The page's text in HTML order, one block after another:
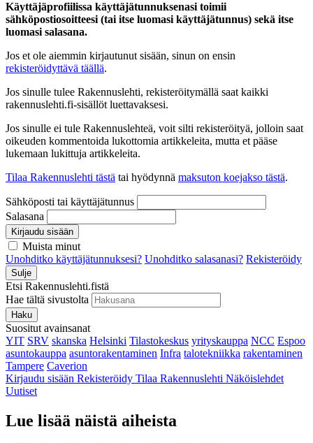
Käyttäjäprofiilissa käyttäjätunnuksenasi toimii
sähköpostiosoitteesi (tai itse luomasi käyttäjätunnus) sekä itse
luomasi salasana.
Jos et ole aiemmin kirjautunut sisään, sinun on ensin
rekisteröidyttävä täällä.
Jos sinulle tulee Rakennuslehti, rekisteröitymällä saat kaikki
rakennuslehti.fi-sisällöt luettavaksesi.
Jos sinulle ei tule Rakennuslehteä, voit silti rekisteröityä, jolloin saat
oikeuden kommentoida lukottomia artikkeleita, mutta et pääse
lukemaan lukittuja artikkeleita.
Tilaa Rakennuslehti tästä tai hyödynnä maksuton koejakso tästä.
Sähköposti tai käyttäjätunnus
Salasana
Kirjaudu sisään
Muista minut
Unohditko käyttäjätunnuksesi? Unohditko salasanasi? Rekisteröidy
Sulje
Etsi Rakennuslehti.fistä
Hae tältä sivustolta
Haku
Suositut avainsanat
YIT SRV skanska Helsinki Tilastokeskus yrityskauppa NCC Espoo
asuntokauppa asuntorakentaminen Infra talotekniikka rakentaminen
Tampere Caverion
Kirjaudu sisään Rekisteröidy Tilaa Rakennuslehti Näköislehdet
Uutiset
Lue lisää näistä aiheista